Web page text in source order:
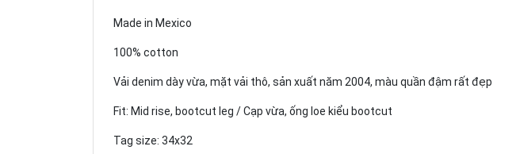
Made in Mexico
100% cotton
Vải denim dày vừa, mặt vải thô, sản xuất năm 2004, màu quần đậm rất đẹp
Fit: Mid rise, bootcut leg / Cạp vừa, ống loe kiểu bootcut
Tag size: 34x32